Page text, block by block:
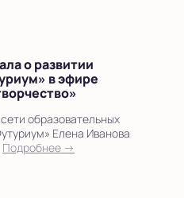
о развитии
в эфире
образовательных
Елена Иванова
Подробнее →